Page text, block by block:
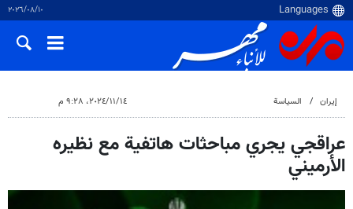
١٠‏/٠٨‏/٢٠٢٦
إيران السياسة ١٤‏/١١‏/٢٠٢٤، ٩:٢٨ م
عراقجي يجري مباحثات هاتفية مع نظيره
الأرميني